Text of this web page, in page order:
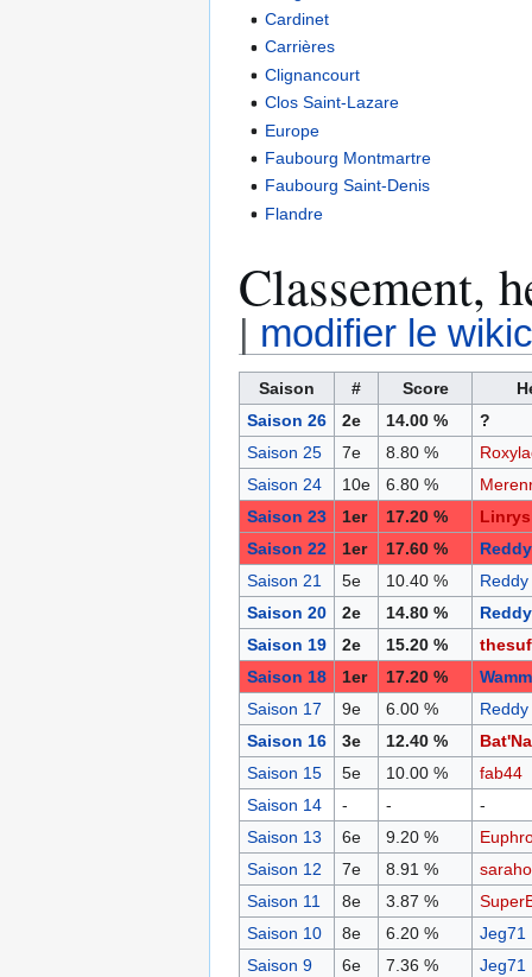
Cardinet
Carrières
Clignancourt
Clos Saint-Lazare
Europe
Faubourg Montmartre
Faubourg Saint-Denis
Flandre
Classement,
modifier le
Saison # Score
Saison 26
2e 14.00 %
?
Saison 25
7e 8.80 %
Saison 24
10e 6.80 %
Saison 23
1er 17.20 %
Linrys
Saison 22
1er 17.60 %
Reddy
Saison 21
5e 10.40 %
Reddy
Saison 20
2e 14.80 %
Reddy
Saison 19
2e 15.20 %
Saison 18
1er 17.20 %
Saison 17
9e 6.00 %
Reddy
Saison 16
3e 12.40 %
Saison 15
5e 10.00 %
fab44
Saison 14
- -
-
Saison 13
6e 9.20 %
Saison 12
7e 8.91 %
Saison 11
8e 3.87 %
Saison 10
8e 6.20 %
Jeg71
Saison 9
6e 7.36 %
Jeg71